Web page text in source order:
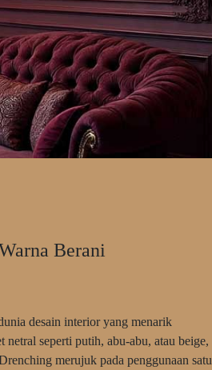
Berani
desain interior yang menarik
netral seperti putih, abu-abu, atau beige,
merujuk pada penggunaan satu